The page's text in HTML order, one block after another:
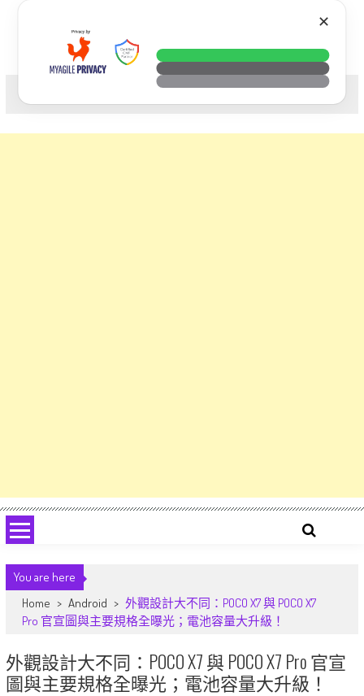
科技. 生活. 攝影.
You are here
Home > Android > 外觀設計大不同：POCO X7 與 POCO X7
Pro 官宣圖與主要規格全曝光；電池容量大升級！
外觀設計大不同：POCO X7 與 POCO X7 Pro 官宣
圖與主要規格全曝光；電池容量大升級！
✕